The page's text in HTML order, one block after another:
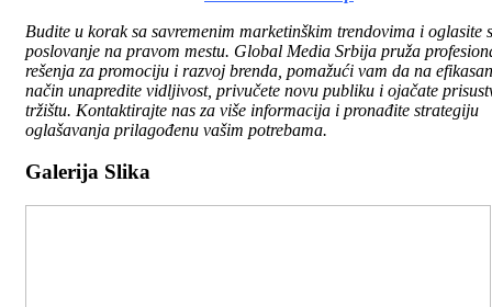
Budite u korak sa savremenim marketinškim trendovima i oglasite
poslovanje na pravom mestu. Global Media Srbija pruža
rešenja za promociju i razvoj brenda, pomažući vam da na efikasan
način unapredite vidljivost, privučete novu publiku i ojačate
tržištu. Kontaktirajte nas za više informacija i pronađite strategiju
oglašavanja prilagođenu vašim potrebama.
Galerija Slika